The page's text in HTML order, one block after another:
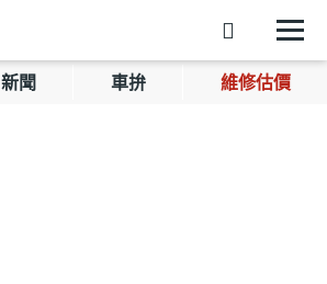
新聞 車拚 維修估價